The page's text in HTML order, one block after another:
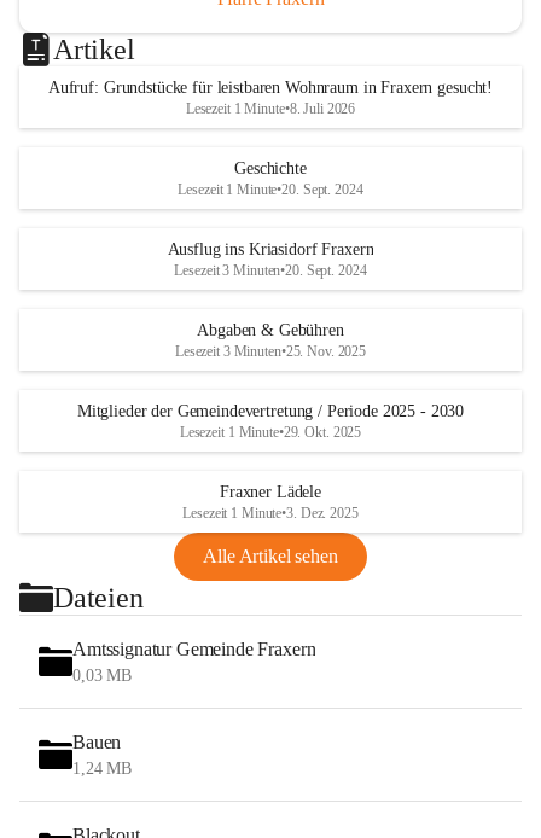
Artikel
Aufruf: Grundstücke für leistbaren Wohnraum in Fraxern gesucht!
Lesezeit 1 Minute•8. Juli 2026
Geschichte
Lesezeit 1 Minute•20. Sept. 2024
Ausflug ins Kriasidorf Fraxern
Lesezeit 3 Minuten•20. Sept. 2024
Abgaben & Gebühren
Lesezeit 3 Minuten•25. Nov. 2025
Mitglieder der Gemeindevertretung / Periode 2025 - 2030
Lesezeit 1 Minute•29. Okt. 2025
Fraxner Lädele
Lesezeit 1 Minute•3. Dez. 2025
Alle Artikel sehen
Dateien
Amtssignatur Gemeinde Fraxern
0,03 MB
Bauen
1,24 MB